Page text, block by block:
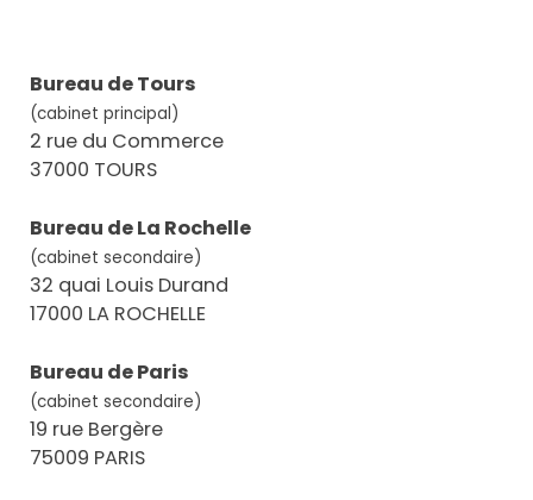
Bureau de Tours
(cabinet principal)
2 rue du Commerce
37000 TOURS
Bureau de La Rochelle
(cabinet secondaire)
32 quai Louis Durand
17000 LA ROCHELLE
Bureau de Paris
(cabinet secondaire)
19 rue Bergère
75009 PARIS